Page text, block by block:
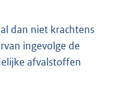
dan niet krachtens
ingevolge de
afvalstoffen